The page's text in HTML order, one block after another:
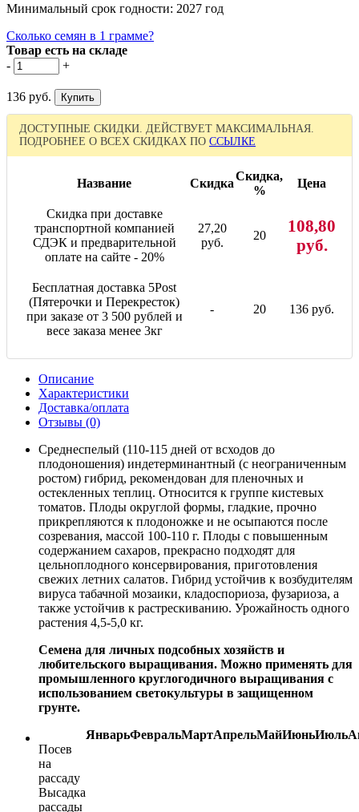
Минимальный срок годности: 2027 год
Сколько семян в 1 грамме?
Товар есть на складе
-
+
136 руб.
ДОСТУПНЫЕ СКИДКИ. ДЕЙСТВУЕТ МАКСИМАЛЬНАЯ.
ПОДРОБНЕЕ О ВСЕХ СКИДКАХ ПО ССЫЛКЕ
Название Скидка
Скидка,
%
Цена
Скидка при доставке
транспортной компанией
СДЭК и предварительной
оплате на сайте - 20%
27,20
руб.
20
108,80
руб.
Бесплатная доставка 5Post
(Пятерочки и Перекресток)
при заказе от 3 500 рублей и
весе заказа менее 3кг
- 20 136 руб.
Описание
Характеристики
Доставка/оплата
Отзывы (0)
Среднеспелый (110-115 дней от всходов до
плодоношения) индетерминантный (с неограниченным
ростом) гибрид, рекомендован для пленочных и
остекленных теплиц. Относится к группе кистевых
томатов. Плоды округлой формы, гладкие, прочно
прикрепляются к плодоножке и не осыпаются после
созревания, массой 100-110 г. Плоды с повышенным
содержанием сахаров, прекрасно подходят для
цельноплодного консервирования, приготовления
свежих летних салатов. Гибрид устойчив к возбудителям
вируса табачной мозаики, кладоспориоза, фузариоза, а
также устойчив к растрескиванию. Урожайность одного
растения 4,5-5,0 кг.
Семена для личных подсобных хозяйств и
любительского выращивания. Можно применять для
промышленного круглогодичного выращивания с
использованием светокультуры в защищенном
грунте.
ЯнварьФевральМартАпрельМайИюньИюль
Посев
на
рассаду
Высадка
рассады